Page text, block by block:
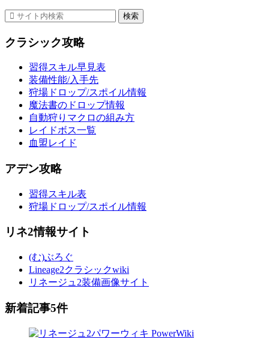
クラシック攻略
習得スキル早見表
装備性能/入手先
狩場ドロップ/スポイル情報
魔法書のドロップ情報
自動狩りマクロの組み方
レイドボス一覧
血盟レイド
アデン攻略
習得スキル表
狩場ドロップ/スポイル情報
リネ2情報サイト
(む)ぶろぐ
Lineage2クラシックwiki
リネージュ2装備画像サイト
新着記事5件